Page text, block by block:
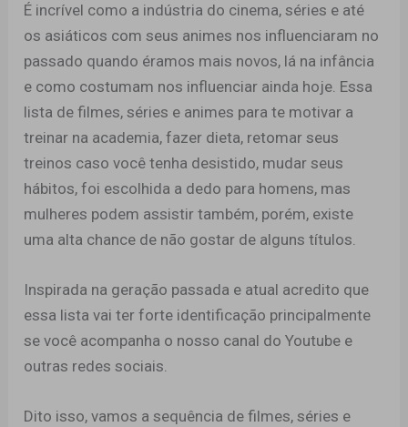
É incrível como a indústria do cinema, séries e até
os asiáticos com seus animes nos influenciaram no
passado quando éramos mais novos, lá na infância
e como costumam nos influenciar ainda hoje. Essa
lista de filmes, séries e animes para te motivar a
treinar na academia, fazer dieta, retomar seus
treinos caso você tenha desistido, mudar seus
hábitos, foi escolhida a dedo para homens, mas
mulheres podem assistir também, porém, existe
uma alta chance de não gostar de alguns títulos.
Inspirada na geração passada e atual acredito que
essa lista vai ter forte identificação principalmente
se você acompanha o nosso canal do Youtube e
outras redes sociais.
Dito isso, vamos a sequência de filmes, séries e